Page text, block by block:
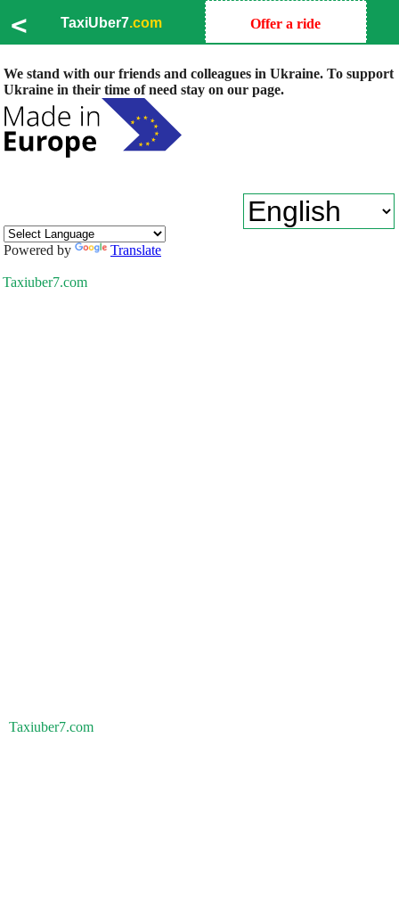
< TaxiUber7.com Offer a ride
We stand with our friends and colleagues in Ukraine. To support
Ukraine in their time of need stay on our page.
Powered by Translate
Taxiuber7.com
Taxiuber7.com